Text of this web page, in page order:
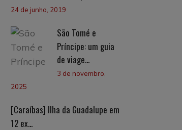
24 de junho, 2019
São Tomé e
Príncipe: um guia
de viage...
3 de novembro,
2025
[Caraíbas] Ilha da Guadalupe em
12 ex...